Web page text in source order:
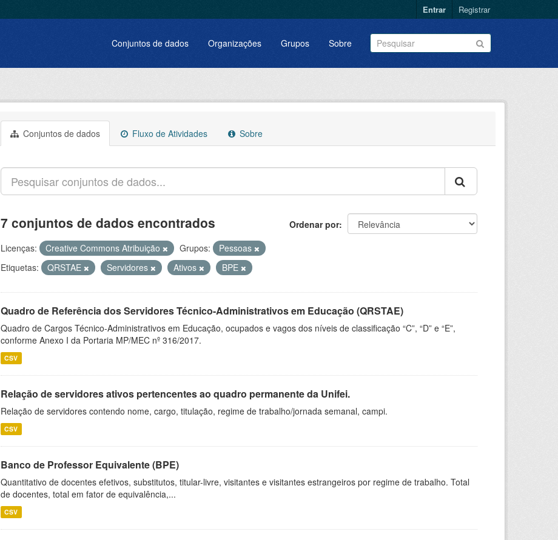
Entrar Registrar
Conjuntos de dados Organizações Grupos Sobre
Conjuntos de dados Fluxo de Atividades Sobre
Ordenar por
7 conjuntos de dados encontrados
Licenças: Creative Commons Atribuição Grupos:
Pessoas
Etiquetas:
QRSTAE Servidores Ativos BPE
Quadro de Referência dos Servidores Técnico-Administrativos em Educação (QRSTAE)
Quadro de Cargos Técnico-Administrativos em Educação, ocupados e vagos dos níveis de classificação “C”, “D” e “E”,
conforme Anexo I da Portaria MP/MEC nº 316/2017.
CSV
Relação de servidores ativos pertencentes ao quadro permanente da Unifei.
Relação de servidores contendo nome, cargo, titulação, regime de trabalho/jornada semanal, campi.
CSV
Banco de Professor Equivalente (BPE)
Quantitativo de docentes efetivos, substitutos, titular-livre, visitantes e visitantes estrangeiros por regime de trabalho. Total
de docentes, total em fator de equivalência,...
CSV